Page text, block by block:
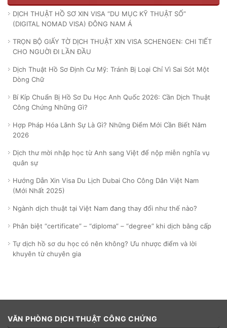
DỊCH THUẬT HỒ SƠ XIN VISA “DU MỤC KỸ THUẬT SỐ”
(DIGITAL NOMAD VISA) ĐÔNG NAM Á
TRỌN BỘ GIẤY TỜ DỊCH THUẬT XIN VISA SCHENGEN: CHI TIẾT
CHO NGUỜI ĐI LẦN ĐẦU
Dịch Thuật Hồ Sơ Định Cư Mỹ: Tránh Bị Loại Chỉ Vì Sai Sót Một
Dòng Chữ
Bí Kíp Chuẩn Bị Hồ Sơ Du Học Anh Quốc 2026: Cần Dịch Thuật
Công Chứng Những Gì?
Hợp Pháp Hóa Lãnh Sự Là Gì? Những Điểm Mới Cần Biết Năm
2026
Dịch thư mời nhập học từ Anh sang Việt để nộp miễn nghĩa vụ
quân sự
Hướng Dẫn Xin Visa Du Lịch Dubai Cho Công Dân Việt Nam
(Mới Nhất 2025)
Ngành dịch thuật tại Việt Nam đang thay đổi như thế nào?
Phân biệt “certificate” – “diploma” – “degree” khi dịch bằng cấp
Tự dịch hồ sơ du học có nên không? Ưu nhược điểm và lời
khuyên từ chuyên gia
VĂN PHÒNG DỊCH THUẬT CÔNG CHỨNG